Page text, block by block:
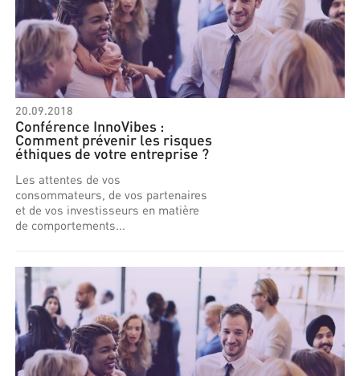
20.09.2018
Conférence InnoVibes :
Comment prévenir les risques
éthiques de votre entreprise ?
Les attentes de vos
consommateurs, de vos partenaires
et de vos investisseurs en matière
de comportements...